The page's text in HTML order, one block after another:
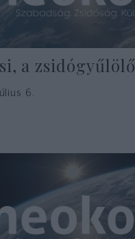
a zsidógyűlölő
6.